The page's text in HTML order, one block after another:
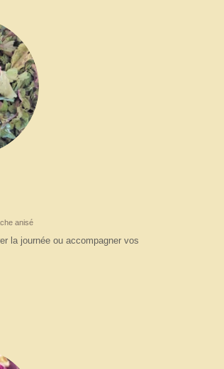
anisé
la journée ou accompagner vos